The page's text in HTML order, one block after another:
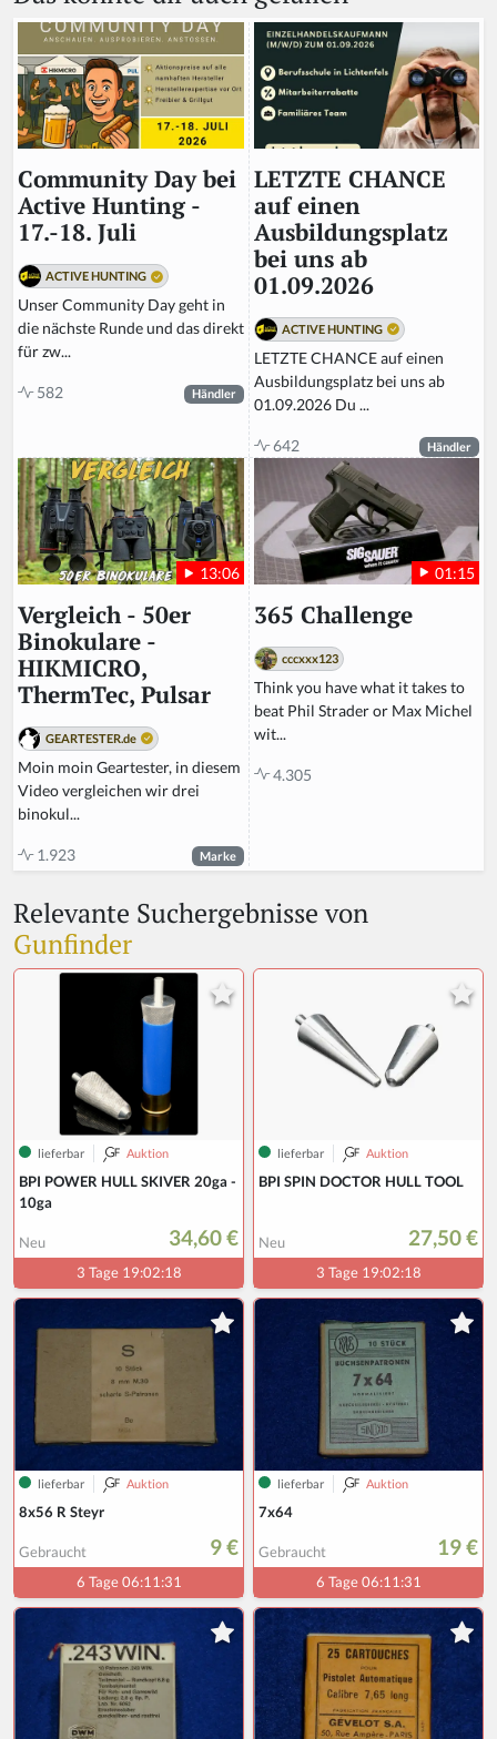
Community Day bei
Active Hunting -
17.-18. Juli
ACTIVE HUNTING
Unser Community Day geht in
die nächste Runde und das direkt
für zw...
582 Händler
LETZTE CHANCE
auf einen
Ausbildungsplatz
bei uns ab
01.09.2026
ACTIVE HUNTING
LETZTE CHANCE auf einen
Ausbildungsplatz bei uns ab
01.09.2026 Du ...
642 Händler
13:06
Vergleich - 50er
Binokulare -
HIKMICRO,
ThermTec, Pulsar
GEARTESTER.de
Moin moin Geartester, in diesem
Video vergleichen wir drei
binokul...
1.923 Marke
01:15
365 Challenge
cccxxx123
Think you have what it takes to
beat Phil Strader or Max Michel
wit...
4.305
Relevante Suchergebnisse von
Gunfinder